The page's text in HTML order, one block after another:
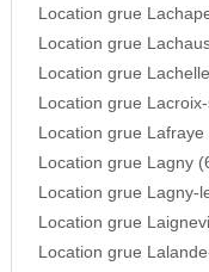
Location grue
Location grue
Location grue
Location grue
Location grue Lafraye
Location grue Lagny
Location grue Lagny-
Location grue
Location grue